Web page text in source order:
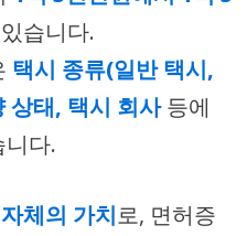
습니다.
택시 종류(일반 택시,
상태, 택시 회사등에
다.
체의 가치로, 면허증